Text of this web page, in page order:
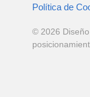
Política de
© 2026